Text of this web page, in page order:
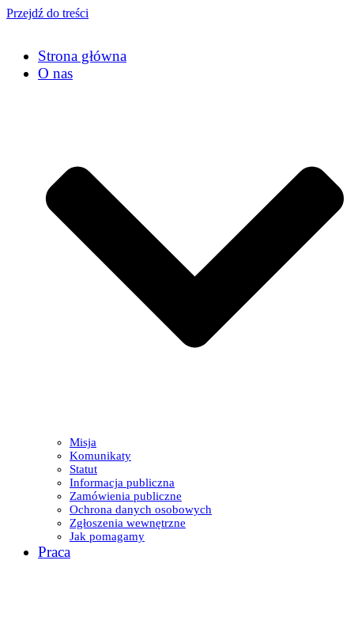
Przejdź do treści
Strona główna
O nas
Misja
Komunikaty
Statut
Informacja publiczna
Zamówienia publiczne
Ochrona danych osobowych
Zgłoszenia wewnętrzne
Jak pomagamy
Praca